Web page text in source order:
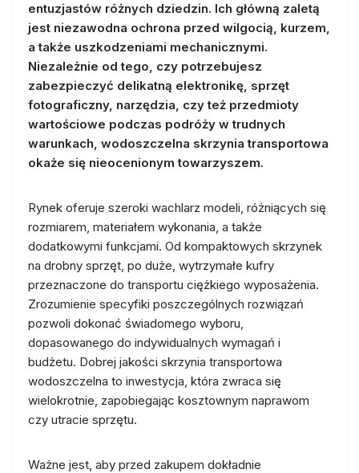
entuzjastów różnych dziedzin. Ich główną zaletą
jest niezawodna ochrona przed wilgocią, kurzem,
a także uszkodzeniami mechanicznymi.
Niezależnie od tego, czy potrzebujesz
zabezpieczyć delikatną elektronikę, sprzęt
fotograficzny, narzędzia, czy też przedmioty
wartościowe podczas podróży w trudnych
warunkach, wodoszczelna skrzynia transportowa
okaże się nieocenionym towarzyszem.
Rynek oferuje szeroki wachlarz modeli, różniących się
rozmiarem, materiałem wykonania, a także
dodatkowymi funkcjami. Od kompaktowych skrzynek
na drobny sprzęt, po duże, wytrzymałe kufry
przeznaczone do transportu ciężkiego wyposażenia.
Zrozumienie specyfiki poszczególnych rozwiązań
pozwoli dokonać świadomego wyboru,
dopasowanego do indywidualnych wymagań i
budżetu. Dobrej jakości skrzynia transportowa
wodoszczelna to inwestycja, która zwraca się
wielokrotnie, zapobiegając kosztownym naprawom
czy utracie sprzętu.
Ważne jest, aby przed zakupem dokładnie